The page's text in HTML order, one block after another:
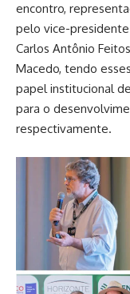
encontro,
pelo vice-
Carlos Antônio
Macedo, tendo
papel institucional
para o
respectivamente.